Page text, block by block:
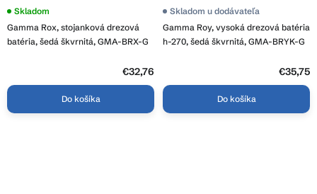
Gamma Rox, stojanková drezová
batéria, šedá škvrnitá, GMA-BRX-G
Skladom
€32,76
Do košíka
Gamma Roy, vysoká drezová batéria
h-270, šedá škvrnitá, GMA-BRYK-G
Skladom u dodávateľa
€35,75
Do košíka